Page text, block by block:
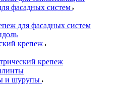
фасадных систем
для фасадных систем
крепеж
крепеж
и шурупы